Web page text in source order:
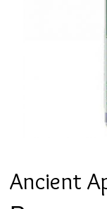
Ancient